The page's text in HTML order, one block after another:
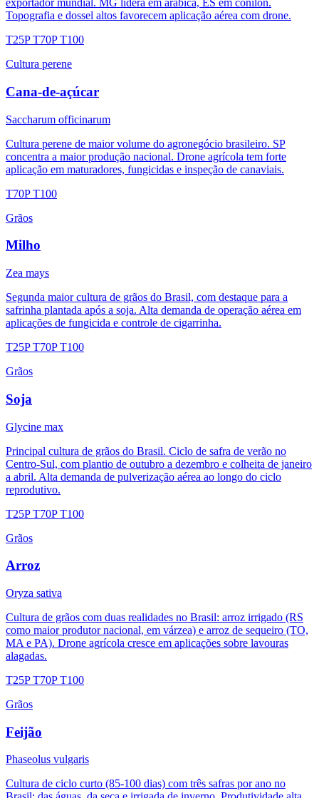
exportador mundial. MG lidera em arábica, ES em conilon.
Topografia e dossel altos favorecem aplicação aérea com drone.
T25PT70PT100
Cultura perene
Cana-de-açúcar
Saccharum officinarum
Cultura perene de maior volume do agronegócio brasileiro. SP
concentra a maior produção nacional. Drone agrícola tem forte
aplicação em maturadores, fungicidas e inspeção de canaviais.
T70PT100
Grãos
Milho
Zea mays
Segunda maior cultura de grãos do Brasil, com destaque para a
safrinha plantada após a soja. Alta demanda de operação aérea em
aplicações de fungicida e controle de cigarrinha.
T25PT70PT100
Grãos
Soja
Glycine max
Principal cultura de grãos do Brasil. Ciclo de safra de verão no
Centro-Sul, com plantio de outubro a dezembro e colheita de janeiro
a abril. Alta demanda de pulverização aérea ao longo do ciclo
reprodutivo.
T25PT70PT100
Grãos
Arroz
Oryza sativa
Cultura de grãos com duas realidades no Brasil: arroz irrigado (RS
como maior produtor nacional, em várzea) e arroz de sequeiro (TO,
MA e PA). Drone agrícola cresce em aplicações sobre lavouras
alagadas.
T25PT70PT100
Grãos
Feijão
Phaseolus vulgaris
Cultura de ciclo curto (85-100 dias) com três safras por ano no